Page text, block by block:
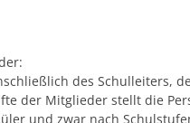
des Schulleiters,
der Mitglieder stellt die
und zwar nach